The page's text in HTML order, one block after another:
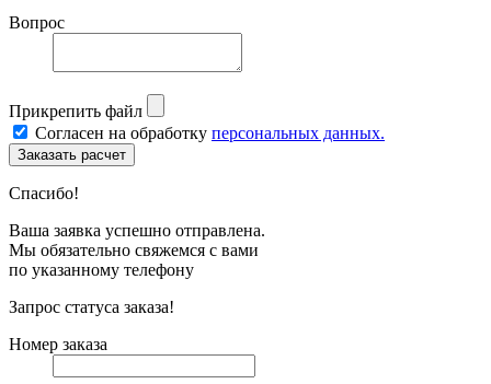
Вопрос
Прикрепить файл
Согласен на обработку персональных данных.
Спасибо!
Ваша заявка успешно отправлена.
Мы обязательно свяжемся с вами
по указанному телефону
Запрос статуса заказа!
Номер заказа